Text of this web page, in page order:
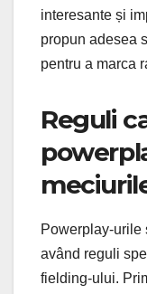
interesante și
propun adesea
pentru a marca
Reguli
Powerplay-urile
având reguli
fielding-ului.